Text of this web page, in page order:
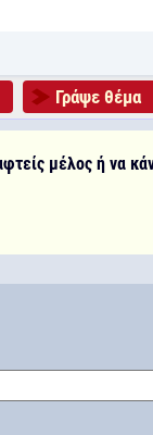
Γράψε θέμα
μέλος ή να